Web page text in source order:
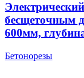
бесщеточным
600мм,
Бетонорезы